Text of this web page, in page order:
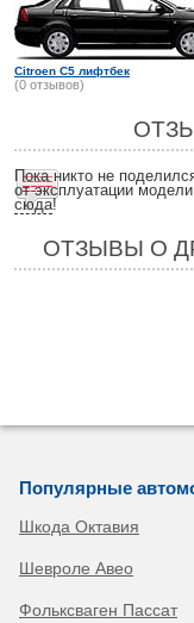
Citroen C5 лифтбек
(0 отзывов)
Пока никто не
от эксплуатации модели
сюда!
ОТЗЫВЫ О
Популярные
Шкода Октавия
Шевроле Авео
Фольксваген Пассат